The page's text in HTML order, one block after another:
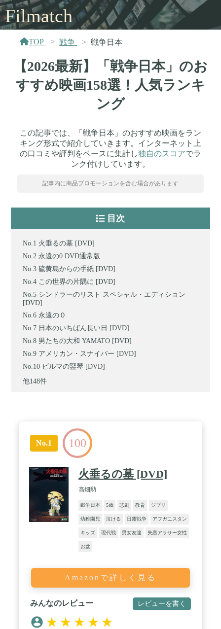
Filmatch
TOP 戦争 戦争日本
【2026最新】「戦争日本」のお
すすめ映画158選！人気ランキ
ング
この記事では、「戦争日本」のおすすめ映画をラン
キング形式で紹介していきます。インターネット上
の口コミや評判をベースに集計し独自のスコアでラ
ンク付けしています。
記事内に商品プロモーションを含む場合があります
目次
火垂るの墓 [DVD]
永遠の0 DVD通常版
硫黄島からの手紙 [DVD]
この世界の片隅に [DVD]
シンドラーのリスト スペシャル・エディション
[DVD]
永遠の０
日本のいちばん長い日 [DVD]
男たちの大和 YAMATO [DVD]
アメリカン・スナイパー [DVD]
ビルマの竪琴 [DVD]
他148件
No.1 100
火垂るの墓 [DVD]
高畑勲
戦争日本 5歳 悲劇 教育 ジブリ
幼稚園児 泣ける 日露戦争 アフガニスタン
キッズ 現代戦 男女友達 失恋アラサー女性
お盆
Amazonで詳しく見る
みんなのレビュー レビューを書く
★ ★ ★ ★ ★